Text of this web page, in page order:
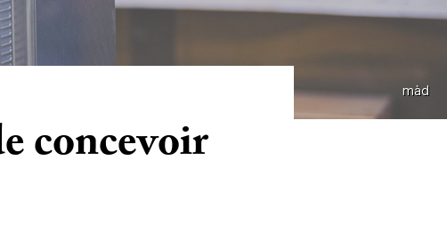
màd
concevoir